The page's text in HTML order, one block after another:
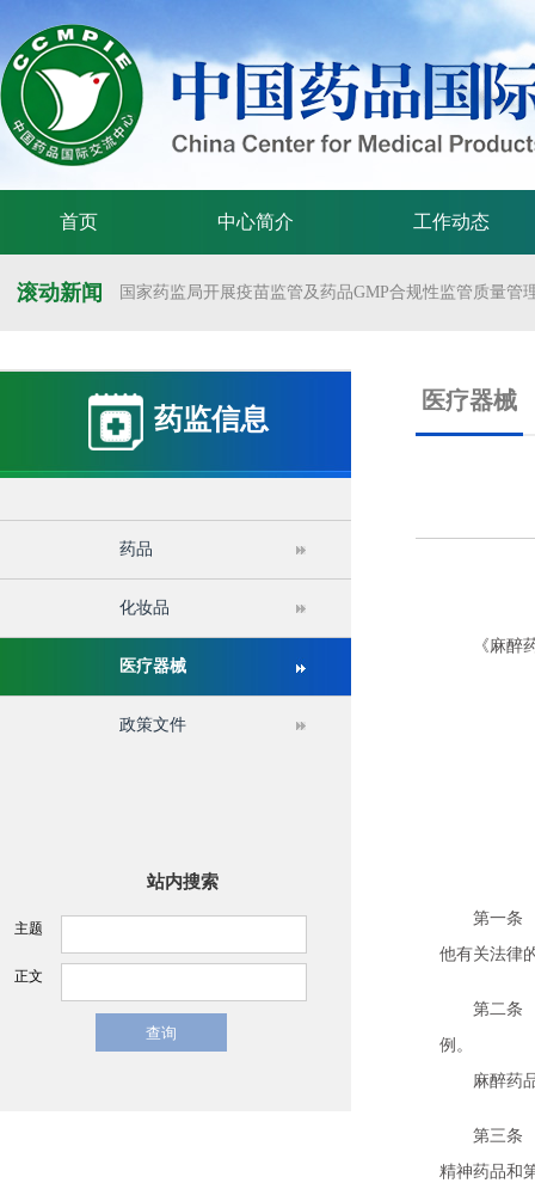
首页 中心简介 工作动态
滚动新闻 国家药监局开展疫苗监管及药品GMP合规性监管质量管
国家药监局药审中心关于发布《预防用mRNA疫苗临床
国家药监局药审中心关于发布《关于开发适宜药品包装
国家药监局 国家卫生健康委 国家中医药局 国家疾控局
关于举办第十六届中国医疗器械监督管理国际会议的通
药监信息
药品
化妆品
医疗器械
政策文件
站内搜索
主题
正文
医疗器械
《麻醉药
第一条 为
他有关法律
第二条 麻
例。
麻醉药品
第三条 本
精神药品和